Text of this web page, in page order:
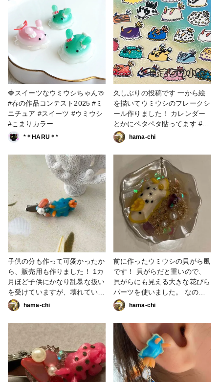
🍓スイーツなウミウシちゃん🍈
#春の作品コンテスト2025 #ミ
ニチュア #スイーツ #ウミウシ
#こまりカラー
*＊HARU＊*
久しぶりの投稿です 一から絵
を描いてウミウシのフレークシ
ール作りました！ カレンダー
とかにペタペタ貼ってます #販
売中 #ウミウシ #シール
hama-chi
子供の分も作って可愛かったか
ら、販売用も作りました！ 1カ
月ほど子供にかなり乱暴な扱い
を受けていますが、壊れていま
せん笑 #アクセサリー部 #販売
中 #アクセサリー #ミニチュア
#粘土 #ウミウシ #ファンれぽ
hama-chi
前に作ったウミウシの貝がら風
です！ 貝がらだと重いので、
貝がらにも見える大きな花びら
パーツを使いました。 なので
レジンを入れても軽い仕上がり
に出来ました #粘土 #ウミウシ
#レジン
hama-chi